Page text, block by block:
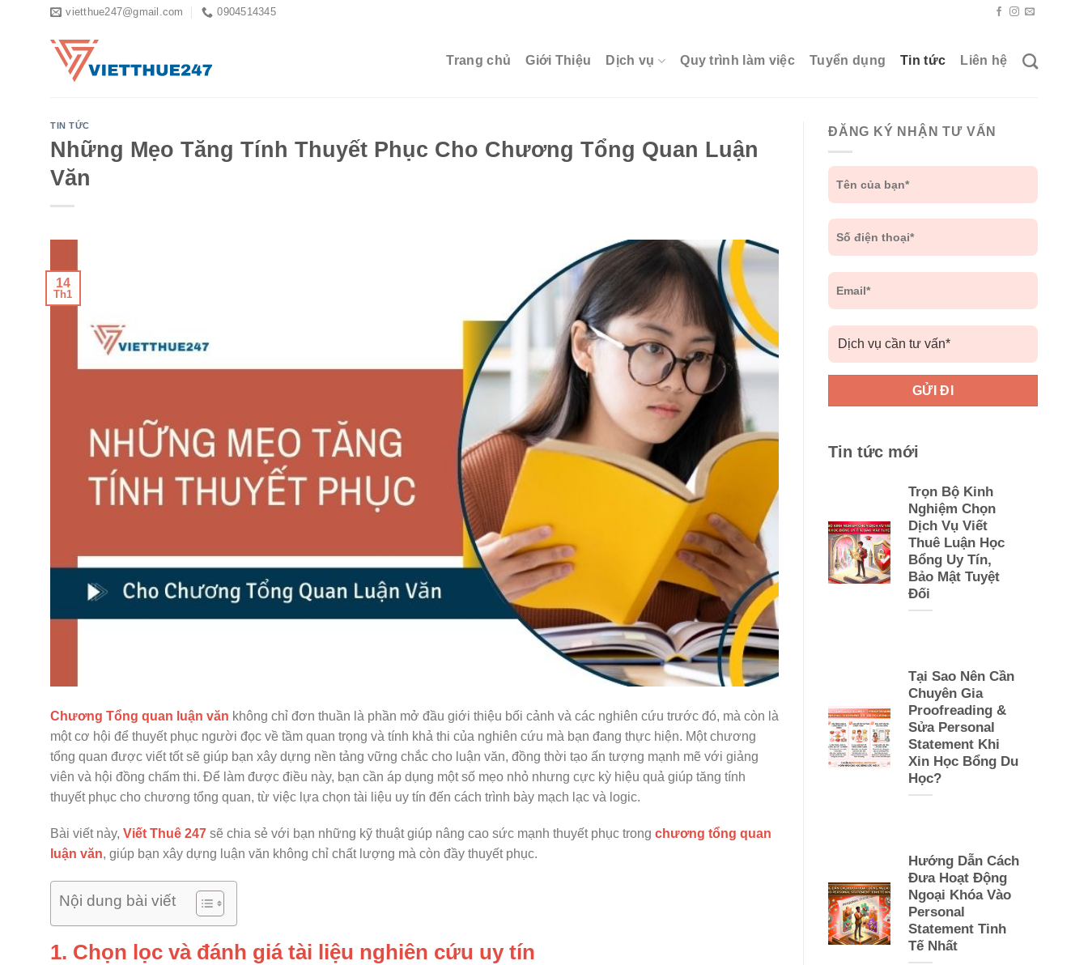
vietthue247@gmail.com 0904514345
Trang chủ Giới Thiệu Dịch vụ Quy trình làm việc Tuyển dụng Tin tức Liên hệ
TIN TỨC
Những Mẹo Tăng Tính Thuyết Phục Cho Chương Tổng Quan Luận
Văn
14
Th1
Chương Tổng quan luận văn không chỉ đơn thuần là phần mở đầu giới thiệu bối cảnh và các nghiên cứu trước đó, mà còn là
một cơ hội để thuyết phục người đọc về tầm quan trọng và tính khả thi của nghiên cứu mà bạn đang thực hiện. Một chương
tổng quan được viết tốt sẽ giúp bạn xây dựng nền tảng vững chắc cho luận văn, đồng thời tạo ấn tượng mạnh mẽ với giảng
viên và hội đồng chấm thi. Để làm được điều này, bạn cần áp dụng một số mẹo nhỏ nhưng cực kỳ hiệu quả giúp tăng tính
thuyết phục cho chương tổng quan, từ việc lựa chọn tài liệu uy tín đến cách trình bày mạch lạc và logic.
Bài viết này, Viết Thuê 247 sẽ chia sẻ với bạn những kỹ thuật giúp nâng cao sức mạnh thuyết phục trong chương tổng quan
luận văn, giúp bạn xây dựng luận văn không chỉ chất lượng mà còn đầy thuyết phục.
Nội dung bài viết
1. Chọn lọc và đánh giá tài liệu nghiên cứu uy tín
ĐĂNG KÝ NHẬN TƯ VẤN
Tin tức mới
Trọn Bộ Kinh
Nghiệm Chọn
Dịch Vụ Viết
Thuê Luận Học
Bổng Uy Tín,
Bảo Mật Tuyệt
Đối
Tại Sao Nên Cần
Chuyên Gia
Proofreading &
Sửa Personal
Statement Khi
Xin Học Bổng Du
Học?
Hướng Dẫn Cách
Đưa Hoạt Động
Ngoại Khóa Vào
Personal
Statement Tinh
Tế Nhất